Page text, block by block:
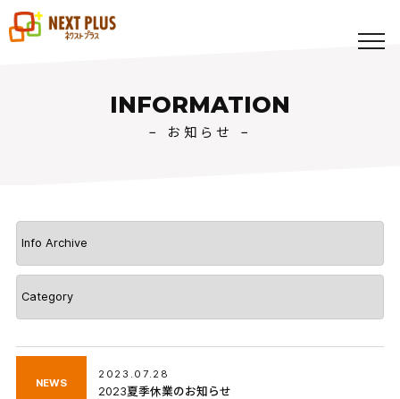
INFORMATION
− お知らせ −
NEWS
2023.07.28
2023夏季休業のお知らせ